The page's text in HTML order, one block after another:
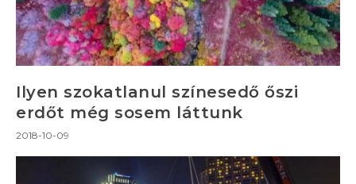
Ilyen szokatlanul színesedő őszi
erdőt még sosem láttunk
2018-10-09